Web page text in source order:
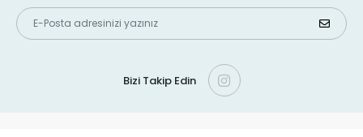
Bizi Takip Edin